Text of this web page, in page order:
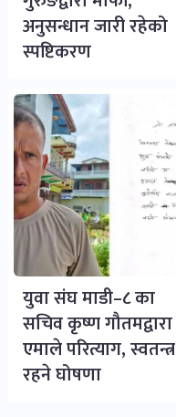
अनुसन्धान जारी रहेको
स्पष्टिकरण
युवा संघ माडी–८ का
सचिव कृष्ण गौतमद्वारा
एमाले परित्याग, स्वतन्त्र
रहने घोषणा